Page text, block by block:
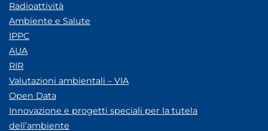
Radioattività
Ambiente e Salute
IPPC
AUA
RIR
Valutazioni ambientali – VIA
Open Data
Innovazione e progetti speciali per la tutela
dell’ambiente